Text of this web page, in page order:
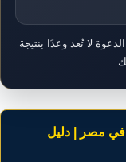
لا تُعد وعدًا بنتيجة
في مصر | دليل